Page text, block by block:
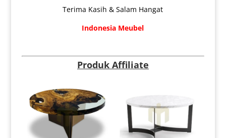
Terima Kasih & Salam Hangat
Indonesia Meubel
Produk Affiliate